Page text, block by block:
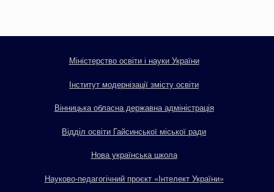
Міністерство освіти і науки України
Інститут модернізації змісту освіти
Вінницька обласна державна адміністрація
Відділ освіти Гайсинської міської ради
Нова українська школа
Науково-педагогічний проєкт «Інтелект України»